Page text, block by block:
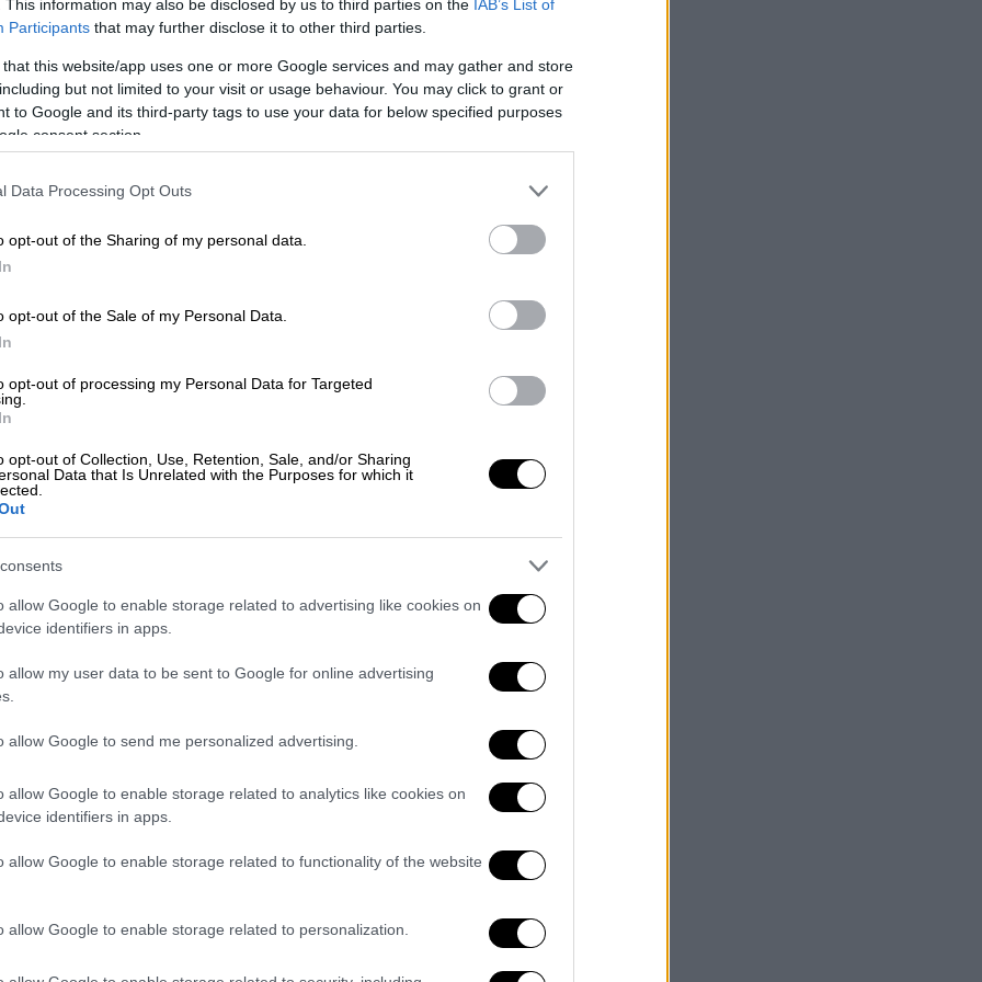
This information may also be disclosed by us to third parties on the IAB’s List of
Participants that may further disclose it to other third parties.
that this website/app uses one or more Google services and may gather and store
but not limited to your visit or usage behaviour. You may click to grant or
to Google and its third-party tags to use your data for below specified purposes
consent section.
Data Processing Opt Outs
opt-out of the Sharing of my personal data.
opt-out of the Sale of my Personal Data.
opt-out of processing my Personal Data for Targeted
opt-out of Collection, Use, Retention, Sale, and/or Sharing
Data that Is Unrelated with the Purposes for which it
allow Google to enable storage related to advertising like cookies on
identifiers in apps.
allow my user data to be sent to Google for online advertising
allow Google to send me personalized advertising.
allow Google to enable storage related to analytics like cookies on
identifiers in apps.
allow Google to enable storage related to functionality of the website
allow Google to enable storage related to personalization.
δουλεύεις μαζί με τον
του με τον
η "Μέδουσα" το Μέγαρο Μουσικής
οντισιόν. Αλλά πώς το λέω στη μάνα
είμαι στον Μαρίνο. Τότε, αν έλεγες
-αν τους έλεγες ότι ήμουν
πιο light-
τραγουδιστής, showman. Δεν
οι δικοί μου να με δουν και τους
το "οκ". Το πρώτο πράγμα που
και όταν του είπα ότι είμαι Παρθένος μου
ταιριάζαμε